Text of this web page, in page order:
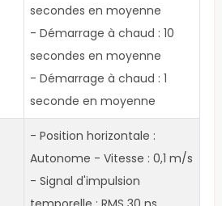
secondes en moyenne
- Démarrage à chaud : 10
secondes en moyenne
- Démarrage à chaud : 1
seconde en moyenne
- Position horizontale :
Autonome - Vitesse : 0,1 m/s
- Signal d'impulsion